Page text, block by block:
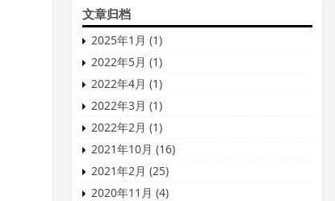
文章归档
2025年1月 (1)
2022年5月 (1)
2022年4月 (1)
2022年3月 (1)
2022年2月 (1)
2021年10月 (16)
2021年2月 (25)
2020年11月 (4)